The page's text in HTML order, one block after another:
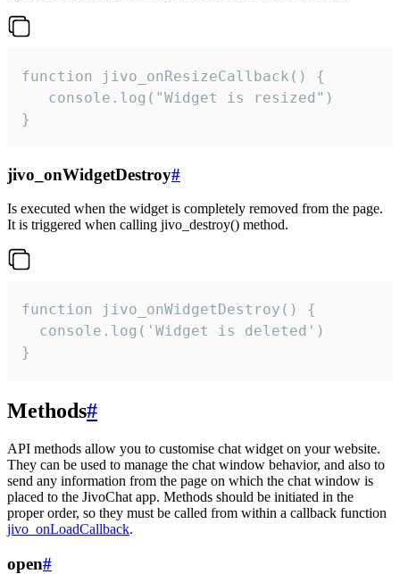
function jivo_onResizeCallback() {
   console.log("Widget is resized")
}
jivo_onWidgetDestroy#
Is executed when the widget is completely removed from the page.
It is triggered when calling jivo_destroy() method.
function jivo_onWidgetDestroy() {
  console.log('Widget is deleted')
}
Methods#
API methods allow you to customise chat widget on your website.
They can be used to manage the chat window behavior, and also to
send any information from the page on which the chat window is
placed to the JivoChat app. Methods should be initiated in the
proper order, so they must be called from within a callback function
jivo_onLoadCallback.
open#